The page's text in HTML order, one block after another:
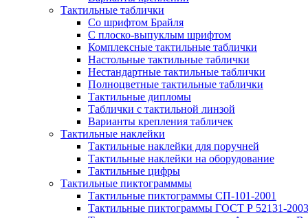
Тактильные таблички
Со шрифтом Брайля
С плоско-выпуклым шрифтом
Комплексные тактильные таблички
Настольные тактильные таблички
Нестандартные тактильные таблички
Полноцветные тактильные таблички
Тактильные дипломы
Таблички с тактильной линзой
Варианты крепления табличек
Тактильные наклейки
Тактильные наклейки для поручней
Тактильные наклейки на оборудование
Тактильные цифры
Тактильные пиктограмммы
Тактильные пиктограммы СП-101-2001
Тактильные пиктограммы ГОСТ Р 52131-2003